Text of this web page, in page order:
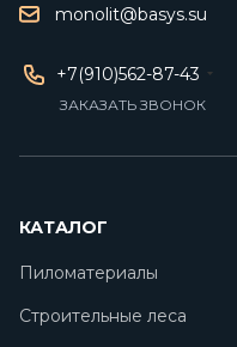
monolit@basys.su
+7(910)562-87-43
ЗАКАЗАТЬ ЗВОНОК
КАТАЛОГ
Пиломатериалы
Строительные леса